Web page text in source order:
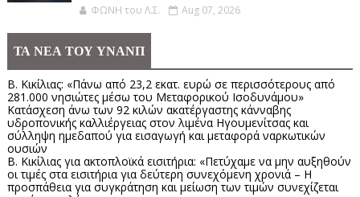
ΦΩΝΗ του Λ.Σ. Aug 07, 2026
ΤΑ ΝΕΑ ΤΟΥ ΥΝΑΝΠ
Β. Κικίλιας: «Πάνω από 23,2 εκατ. ευρώ σε περισσότερους από
281.000 νησιώτες μέσω του Μεταφορικού Ισοδυνάμου»
Κατάσχεση άνω των 92 κιλών ακατέργαστης κάνναβης
υδροπονικής καλλιέργειας στον λιμένα Ηγουμενίτσας και
σύλληψη ημεδαπού για εισαγωγή και μεταφορά ναρκωτικών
ουσιών
Β. Κικίλιας για ακτοπλοϊκά εισιτήρια: «Πετύχαμε να μην αυξηθούν
οι τιμές στα εισιτήρια για δεύτερη συνεχόμενη χρονιά – Η
προσπάθεια για συγκράτηση και μείωση των τιμών συνεχίζεται